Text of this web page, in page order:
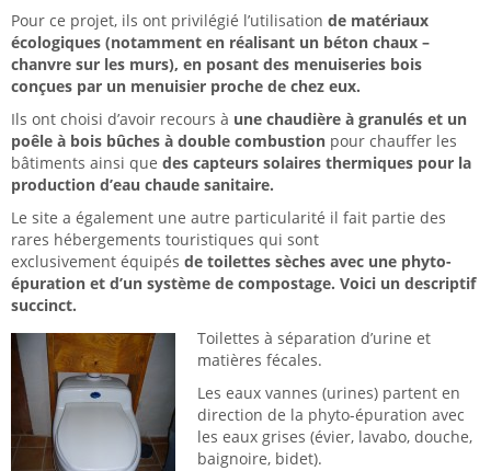
Pour ce projet, ils ont privilégié l’utilisation de matériaux
écologiques (notamment en réalisant un béton chaux –
chanvre sur les murs), en posant des menuiseries bois
conçues par un menuisier proche de chez eux.
Ils ont choisi d’avoir recours à une chaudière à granulés et un
poêle à bois bûches à double combustion pour chauffer les
bâtiments ainsi que des capteurs solaires thermiques pour la
production d’eau chaude sanitaire.
Le site a également une autre particularité il fait partie des
rares hébergements touristiques qui sont
exclusivement équipés de toilettes sèches avec une phyto-
épuration et d’un système de compostage. Voici un descriptif
succinct.
Toilettes à séparation d’urine et
matières fécales.
Les eaux vannes (urines) partent en
direction de la phyto-épuration avec
les eaux grises (évier, lavabo, douche,
baignoire, bidet).